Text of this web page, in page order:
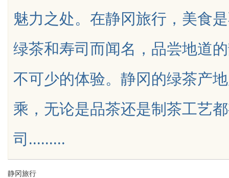
uz
魅力之处。在静冈旅行，美食
绿茶和寿司而闻名，品尝地道
不可少的体验。静冈的绿茶产
乘，无论是品茶还是制茶工艺
司.........
静冈旅行